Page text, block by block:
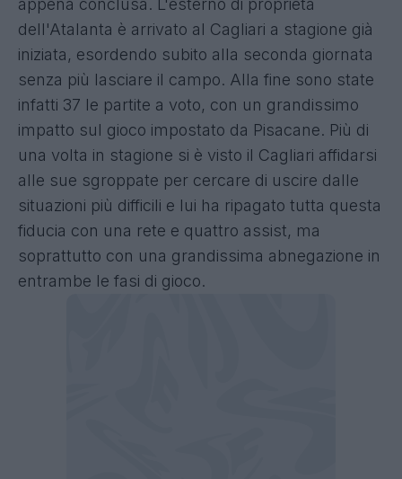
appena conclusa. L'esterno di proprietà
dell'Atalanta è arrivato al Cagliari a stagione già
iniziata, esordendo subito alla seconda giornata
senza più lasciare il campo. Alla fine sono state
infatti 37 le partite a voto, con un grandissimo
impatto sul gioco impostato da Pisacane. Più di
una volta in stagione si è visto il Cagliari affidarsi
alle sue sgroppate per cercare di uscire dalle
situazioni più difficili e lui ha ripagato tutta questa
fiducia con una rete e quattro assist, ma
soprattutto con una grandissima abnegazione in
entrambe le fasi di gioco.